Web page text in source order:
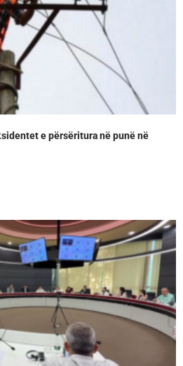
e përsëritura në punë në